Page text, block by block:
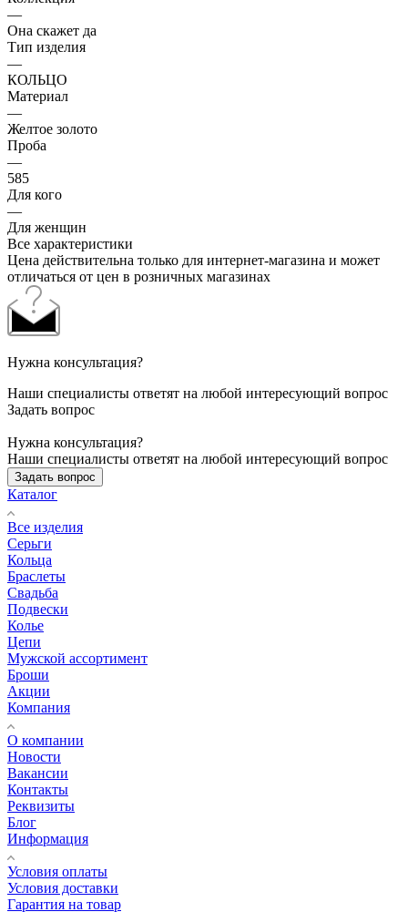
—
Она скажет да
Тип изделия
—
КОЛЬЦО
Материал
—
Желтое золото
Проба
—
585
Для кого
—
Для женщин
Все характеристики
Цена действительна только для интернет-магазина и может
отличаться от цен в розничных магазинах
Нужна консультация?
Наши специалисты ответят на любой интересующий вопрос
Задать вопрос
Нужна консультация?
Наши специалисты ответят на любой интересующий вопрос
Задать вопрос
Каталог
Все изделия
Серьги
Кольца
Браслеты
Свадьба
Подвески
Колье
Цепи
Мужской ассортимент
Броши
Акции
Компания
О компании
Новости
Вакансии
Контакты
Реквизиты
Блог
Информация
Условия оплаты
Условия доставки
Гарантия на товар